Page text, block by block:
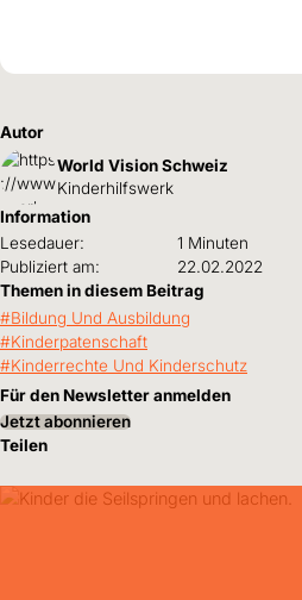
Autor
World Vision Schweiz
Kinderhilfswerk
Information
Lesedauer:
1 Minuten
Publiziert am:
22.02.2022
Themen in diesem Beitrag
Bildung Und Ausbildung
Kinderpatenschaft
Kinderrechte Und Kinderschutz
Für den Newsletter anmelden
Jetzt abonnieren
Teilen